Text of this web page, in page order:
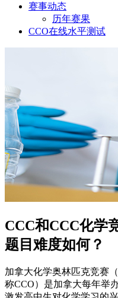
赛事动态
历年赛果
CCO在线水平测试
CCC和CCC化学
题目难度如何？
加拿大化学奥林匹克竞赛（
称CCO）是加拿大每年举